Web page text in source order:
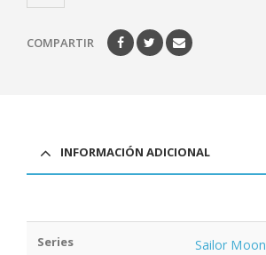
COMPARTIR
INFORMACIÓN ADICIONAL
Series Sailor Moon